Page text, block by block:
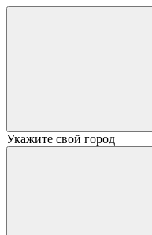
Укажите свой город